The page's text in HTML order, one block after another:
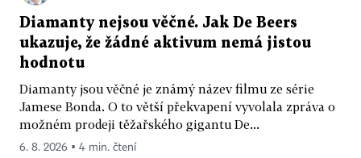
Diamanty nejsou věčné. Jak De Beers
ukazuje, že žádné aktivum nemá jistou
hodnotu
Diamanty jsou věčné je známý název filmu ze série
Jamese Bonda. O to větší překvapení vyvolala zpráva o
možném prodeji těžařského gigantu De...
6. 8. 2026 ▪ 4 min. čtení